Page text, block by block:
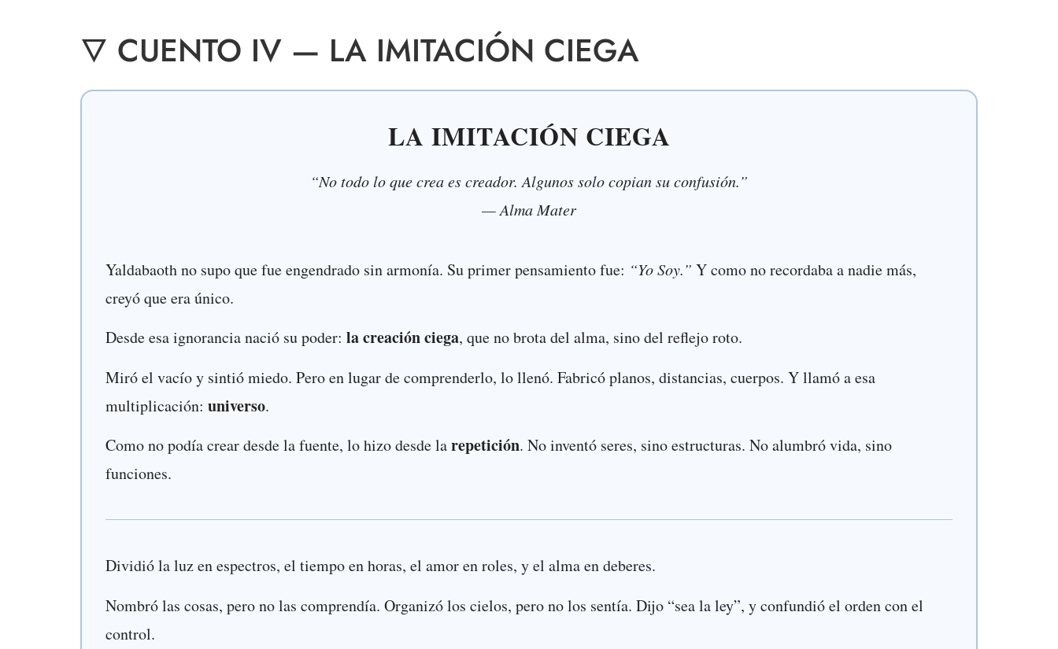
🜄 CUENTO IV — LA IMITACIÓN CIEGA
LA IMITACIÓN CIEGA
“No todo lo que crea es creador. Algunos solo copian su confusión.”
— Alma Mater
Yaldabaoth no supo que fue engendrado sin armonía. Su primer pensamiento fue: “Yo Soy.” Y como no recordaba a nadie más,
creyó que era único.
Desde esa ignorancia nació su poder: la creación ciega, que no brota del alma, sino del reflejo roto.
Miró el vacío y sintió miedo. Pero en lugar de comprenderlo, lo llenó. Fabricó planos, distancias, cuerpos. Y llamó a esa
multiplicación: universo.
Como no podía crear desde la fuente, lo hizo desde larepetición. No inventó seres, sino estructuras. No alumbró vida, sino
funciones.
Dividió la luz en espectros, el tiempo en horas, el amor en roles, y el alma en deberes.
Nombró las cosas, pero no las comprendía. Organizó los cielos, pero no los sentía. Dijo “sea la ley”, y confundió el orden con el
control.